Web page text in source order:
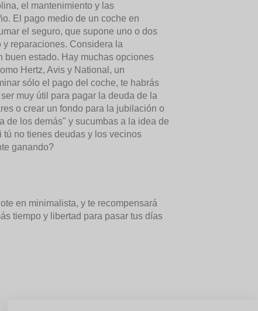
el mantenimiento y las
El pago medio de un coche en
el seguro, que supone uno o dos
reparaciones. Considera la
buen estado. Hay muchas opciones
Hertz, Avis y National, un
sólo el pago del coche, te habrás
muy útil para pagar la deuda de la
o crear un fondo para la jubilación o
de los demás" y sucumbas a la idea de
no tienes deudas y los vecinos
ganando?
en minimalista, y te recompensará
tiempo y libertad para pasar tus días